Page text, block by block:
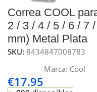
Correa COOL
2 / 3 / 4 / 5 / 6 / 7
mm) Metal Plata
SKU:8434847008783
Marca: Cool
€17.95